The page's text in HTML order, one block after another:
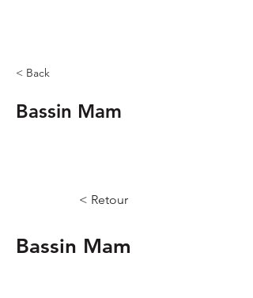
< Back
Bassin Mam
< Retour
Bassin Mam